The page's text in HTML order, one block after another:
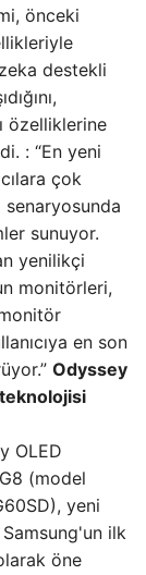
önceki
destekli
özelliklerine
: “En yeni
çok
senaryosunda
sunuyor.
yenilikçi
monitörleri,
en son
Odyssey
OLED
(model
yeni
Samsung'un ilk
öne